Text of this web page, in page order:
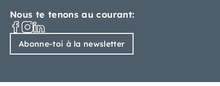
Nous te tenons au courant:
Abonne-toi à la newsletter